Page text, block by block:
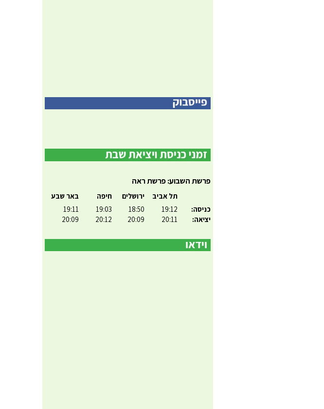
פרשת השבוע: פרשת ראה
כניסה:
יציאה:
תל אביב
19:12
20:11
ירושלים
18:50
20:09
חיפה
19:03
20:12
באר שבע
19:11
20:09